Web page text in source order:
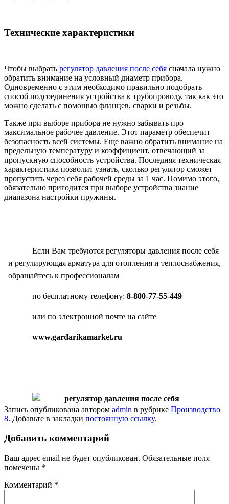
Технические характеристики
Чтобы выбрать регулятор давления после себя сначала нужно
обратить внимание на условный диаметр прибора.
Одновременно с этим необходимо правильно подобрать
способ подсоединения устройства к трубопроводу, так как это
можно сделать с помощью фланцев, сварки и резьбы.
Также при выборе прибора не нужно забывать про
максимальное рабочее давление. Этот параметр обеспечит
безопасность всей системы. Еще важно обратить внимание на
предельную температуру и коэффициент, отвечающий за
пропускную способность устройства. Последняя техническая
характеристика позволит узнать, сколько регулятор сможет
пропустить через себя рабочей среды за 1 час. Помимо этого,
обязательно пригодится при выборе устройства знание
диапазона настройки пружины.
Если Вам требуются регуляторы давления после себя
и регулирующая арматура для отопления и теплоснабжения,
обращайтесь к профессионалам
по бесплатному телефону: 8-800-77-55-449
или по электронной почте на сайте
www.gardarikamarket.ru
Запись опубликована автором admin в рубрике Производство
8. Добавьте в закладки постоянную ссылку.
Добавить комментарий
Ваш адрес email не будет опубликован. Обязательные поля
помечены *
Комментарий *